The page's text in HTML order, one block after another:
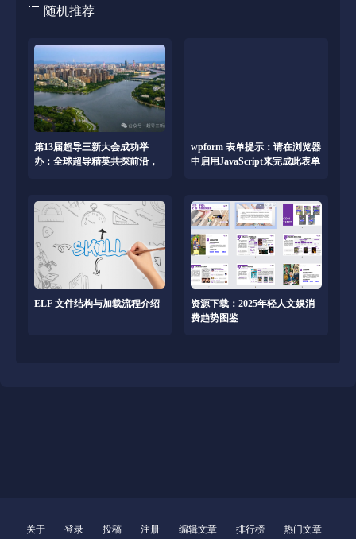
随机推荐
第13届超导三新大会成功举
办：全球超导精英共探前沿，
wpform 表单提示：请在浏览器
中启用JavaScript来完成此表单
ELF 文件结构与加载流程介绍
资源下载：2025年轻人文娱消
费趋势图鉴
关于 登录 投稿 注册 编辑文章 排行榜 热门文章